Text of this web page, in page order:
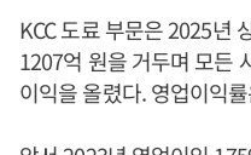
KCC 도료 부문은 2025년
1207억 원을 거두며 모든
이익을 올렸다. 영업이익